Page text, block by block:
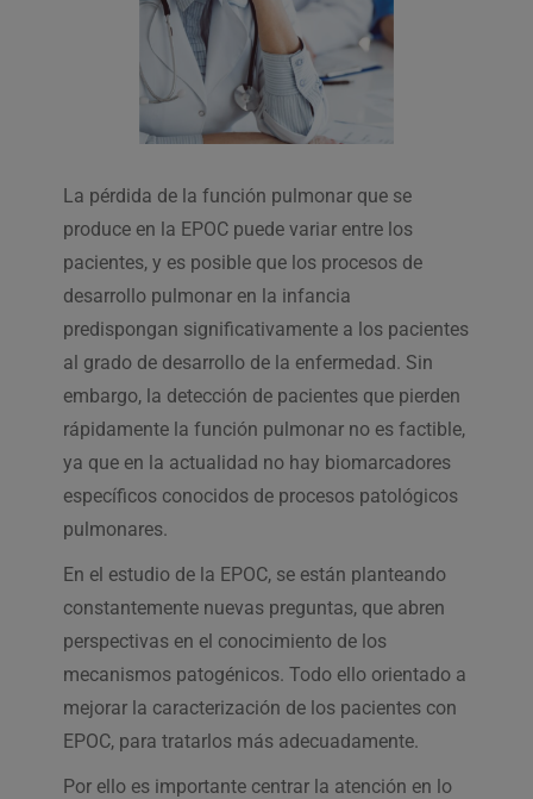
La pérdida de la función pulmonar que se
produce en la EPOC puede variar entre los
pacientes, y es posible que los procesos de
desarrollo pulmonar en la infancia
predispongan significativamente a los pacientes
al grado de desarrollo de la enfermedad. Sin
embargo, la detección de pacientes que pierden
rápidamente la función pulmonar no es factible,
ya que en la actualidad no hay biomarcadores
específicos conocidos de procesos patológicos
pulmonares.
En el estudio de la EPOC, se están planteando
constantemente nuevas preguntas, que abren
perspectivas en el conocimiento de los
mecanismos patogénicos. Todo ello orientado a
mejorar la caracterización de los pacientes con
EPOC, para tratarlos más adecuadamente.
Por ello es importante centrar la atención en lo